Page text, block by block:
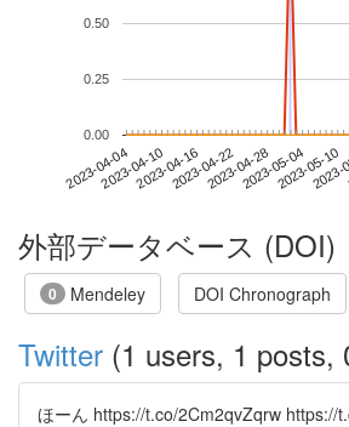
2023-04-042023-04-102023-04-162023-04-222023-04-282023-05-042023-05-10
0.00
0.25
0.50
外部データベース (DOI)
0 Mendeley DOI Chronograph
Twitter (1 users, 1 posts,
ほーん https://t.co/2Cm2qvZqrw https://